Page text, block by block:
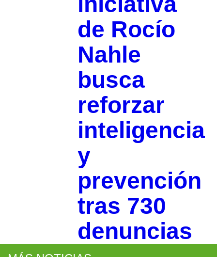
de Rocío
Nahle
busca
reforzar
inteligencia
y
prevención
tras 730
denuncias